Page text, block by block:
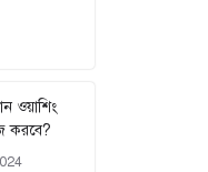
ওয়াশিং
করবে?